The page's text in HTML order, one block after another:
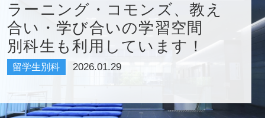
大学
ラーニング・コモンズ、教え
合い・学び合いの学習空間
別科生も利用しています！
留学生別科 2026.01.29